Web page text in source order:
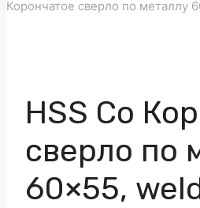
Корончатое сверло по металлу
HSS Co
сверло по
60×55,